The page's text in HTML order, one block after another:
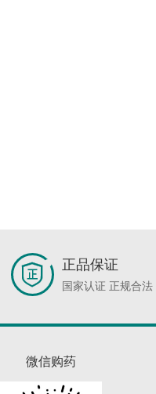
正品保证
国家认证 正规合法
微信购药